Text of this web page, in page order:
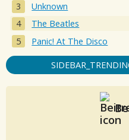
Unknown
The Beatles
Panic! At The Disco